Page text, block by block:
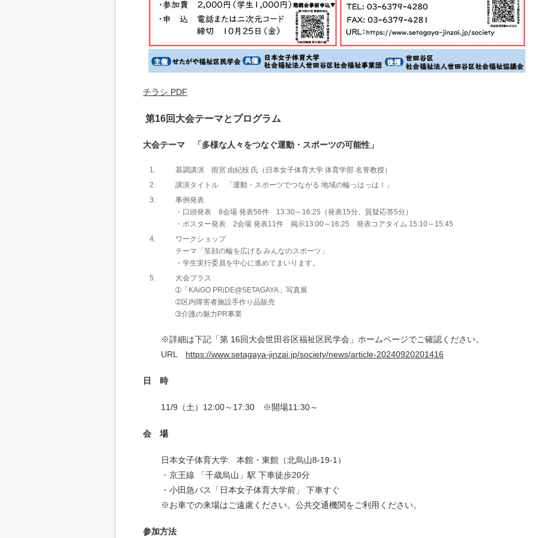
チラシ PDF
第16回大会テーマとプログラム
大会テーマ 「多様な人々をつなぐ運動・スポーツの可能性」
基調講演 雨宮 由紀枝 氏（日本女子体育大学 体育学部 名誉教授）
講演タイトル 「運動・スポーツでつながる 地域の輪っはっは！」
事例発表
・口頭発表 8会場 発表56件 13:30～16:25（発表15分、質疑応答5分）
・ポスター発表 2会場 発表11件 掲示13:00～16:25 発表コアタイム 15:10～15:45
ワークショップ
テーマ「笑顔の輪を広げる みんなのスポーツ」
・学生実行委員を中心に進めてまいります。
大会プラス
➀「KAiGO PRiDE@SETAGAYA」写真展
➁区内障害者施設手作り品販売
➂介護の魅力PR事業
※詳細は下記「第 16回大会世田谷区福祉区民学会」ホームページでご確認ください。
URL https://www.setagaya-jinzai.jp/society/news/article-20240920201416
日 時
11/9（土）12:00～17:30 ※開場11:30～
会 場
日本女子体育大学 本館・東館（北烏山8-19-1）
・京王線 「千歳烏山」駅 下車徒歩20分
・小田急バス「日本女子体育大学前」 下車すぐ
※お車での来場はご遠慮ください。公共交通機関をご利用ください。
参加方法